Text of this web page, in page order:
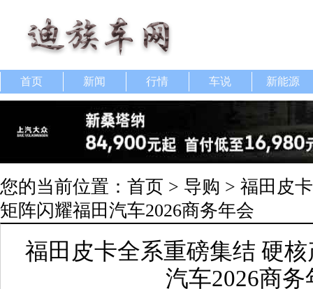
首页 新闻 行情 车说 新能源
您的当前位置： 首页 > 导购 > 福田皮
矩阵闪耀福田汽车2026商务年会
福田皮卡全系重磅集结 硬
汽车2026商务